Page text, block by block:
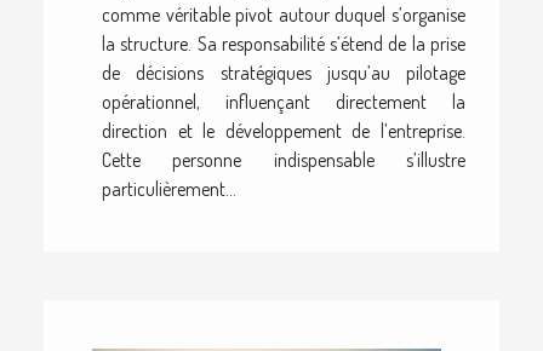
comme véritable pivot autour duquel s’organise
la structure. Sa responsabilité s’étend de la prise
de décisions stratégiques jusqu’au pilotage
opérationnel, influençant directement la
direction et le développement de l’entreprise.
Cette personne indispensable s’illustre
particulièrement...